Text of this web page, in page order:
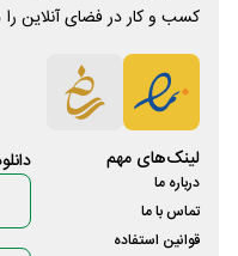
کسب و کار در فضای آنلاین
لینک‌های مهم
درباره ما
تماس با ما
قوانین استفاده